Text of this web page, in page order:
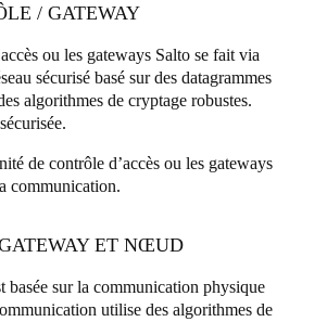
/ GATEWAY
ou les gateways Salto se fait via
sécurisé basé sur des datagrammes
algorithmes de cryptage robustes.
de contrôle d’accès ou les gateways
communication.
ET NŒUD
sur la communication physique
utilise des algorithmes de